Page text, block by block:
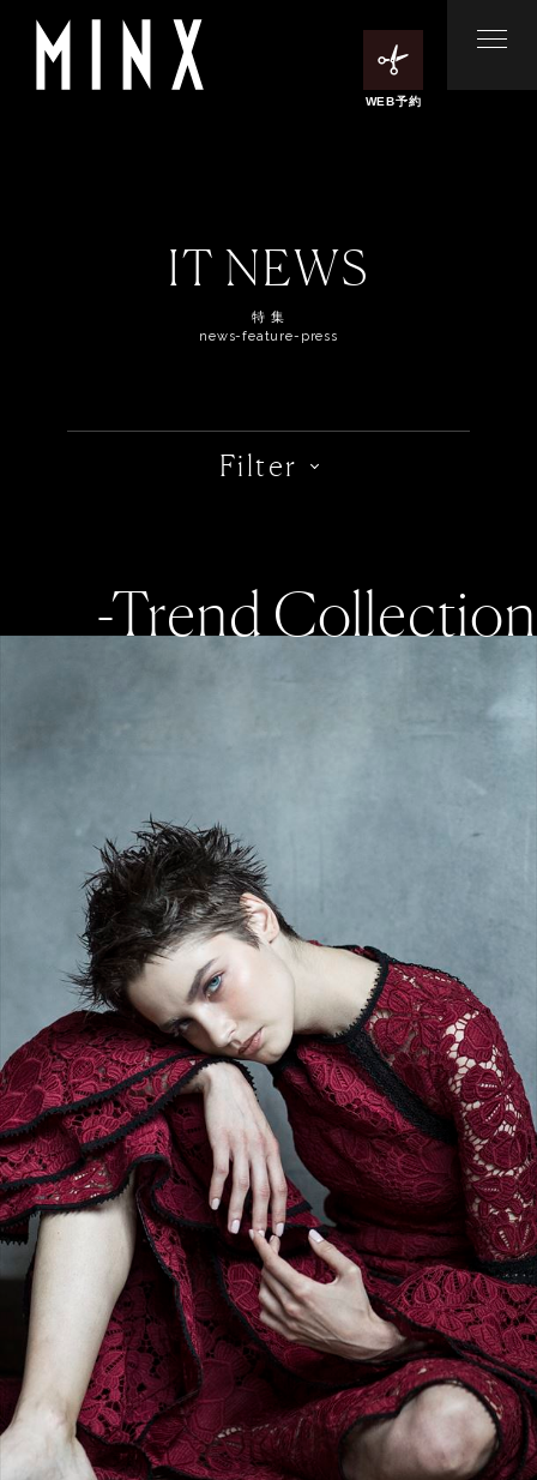
WEB予約
IT NEWS
特 集
news-feature-press
Filter
-Trend Collection